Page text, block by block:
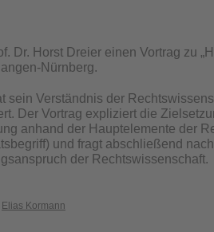
Dr. Horst Dreier einen Vortrag zu
Nürnberg.
sein Verständnis der
Der Vortrag expliziert die
anhand der Hauptelemente der
und fragt abschließend
der Rechtswissenschaft.
Elias Kormann